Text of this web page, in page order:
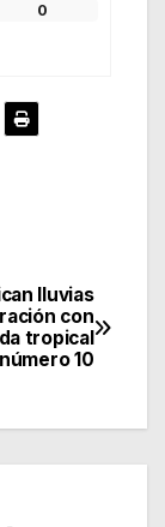
0
lluvias
con
tropical
número 10